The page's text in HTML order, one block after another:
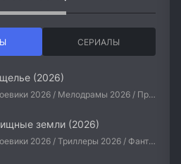
СЕРИАЛЫ
(2026)
Боевики 2026 / Мелодрамы 2026 / Приключения 2026 / Ужасы 2026 / Фантастические 2026 / Зарубежные фильмы 2026 / Американские фильмы / Фильмы 2026
земли (2026)
Боевики 2026 / Триллеры 2026 / Фантастические 2026 / Зарубежные фильмы 2026 / Американские фильмы / Фильмы 2026